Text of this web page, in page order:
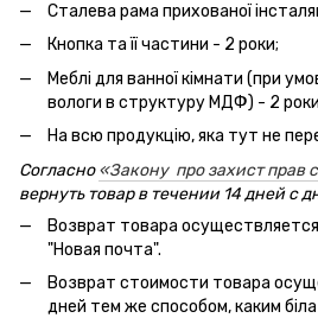
Сталева рама прихованої
Кнопка та її частини - 2 роки;
Меблі для ванної кімнати (при
вологи в структуру МДФ) - 2
На всю продукцію, яка тут не
Согласно«Закону про захист прав
вернуть товар в течении 14 дней с
Возврат товара
"Новая почта".
Возврат стоимости товара
дней тем же способом, каким